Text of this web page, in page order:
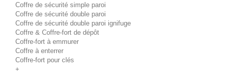
Coffre de sécurité simple paroi
Coffre de sécurité double paroi
Coffre de sécurité double paroi ignifuge
Coffre & Coffre-fort de dépôt
Coffre-fort à emmurer
Coffre à enterrer
Coffre-fort pour clés
+